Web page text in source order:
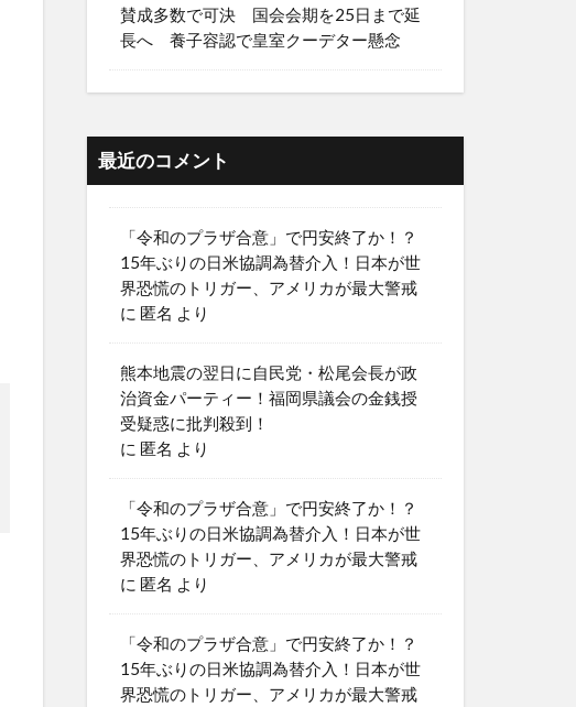
賛成多数で可決 国会会期を25日まで延
長へ 養子容認で皇室クーデター懸念
最近のコメント
「令和のプラザ合意」で円安終了か！？
15年ぶりの日米協調為替介入！日本が世
界恐慌のトリガー、アメリカが最大警戒
に 匿名 より
熊本地震の翌日に自民党・松尾会長が政
治資金パーティー！福岡県議会の金銭授
受疑惑に批判殺到！
に 匿名 より
「令和のプラザ合意」で円安終了か！？
15年ぶりの日米協調為替介入！日本が世
界恐慌のトリガー、アメリカが最大警戒
に 匿名 より
「令和のプラザ合意」で円安終了か！？
15年ぶりの日米協調為替介入！日本が世
界恐慌のトリガー、アメリカが最大警戒